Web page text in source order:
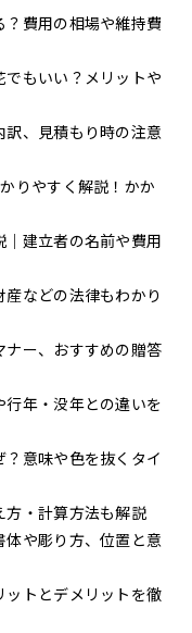
費用の相場や維持費
もいい？メリットや
、見積もり時の注意
りやすく解説！かか
建立者の名前や費用
などの法律もわかり
ナー、おすすめの贈答
年・没年との違いを
意味や色を抜くタイ
方・計算方法も解説
や彫り方、位置と意
トとデメリットを徹